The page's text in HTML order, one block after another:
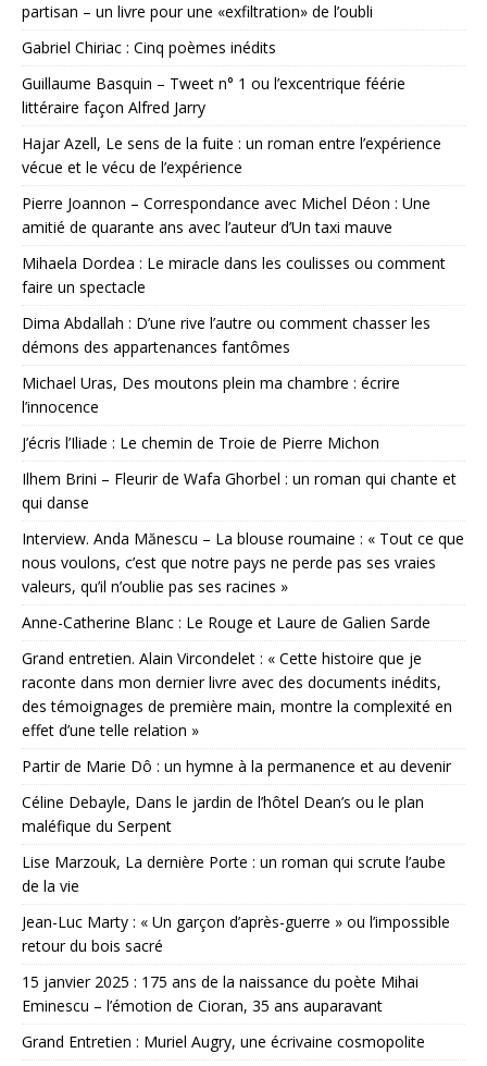
partisan – un livre pour une «exfiltration» de l’oubli
Gabriel Chiriac : Cinq poèmes inédits
Guillaume Basquin – Tweet n° 1 ou l’excentrique féérie
littéraire façon Alfred Jarry
Hajar Azell, Le sens de la fuite : un roman entre l’expérience
vécue et le vécu de l’expérience
Pierre Joannon – Correspondance avec Michel Déon : Une
amitié de quarante ans avec l’auteur d’Un taxi mauve
Mihaela Dordea : Le miracle dans les coulisses ou comment
faire un spectacle
Dima Abdallah : D’une rive l’autre ou comment chasser les
démons des appartenances fantômes
Michael Uras, Des moutons plein ma chambre : écrire
l’innocence
J’écris l’Iliade : Le chemin de Troie de Pierre Michon
Ilhem Brini – Fleurir de Wafa Ghorbel : un roman qui chante et
qui danse
Interview. Anda Mănescu – La blouse roumaine : « Tout ce que
nous voulons, c’est que notre pays ne perde pas ses vraies
valeurs, qu’il n’oublie pas ses racines »
Anne-Catherine Blanc : Le Rouge et Laure de Galien Sarde
Grand entretien. Alain Vircondelet : « Cette histoire que je
raconte dans mon dernier livre avec des documents inédits,
des témoignages de première main, montre la complexité en
effet d’une telle relation »
Partir de Marie Dô : un hymne à la permanence et au devenir
Céline Debayle, Dans le jardin de l’hôtel Dean’s ou le plan
maléfique du Serpent
Lise Marzouk, La dernière Porte : un roman qui scrute l’aube
de la vie
Jean-Luc Marty : « Un garçon d’après-guerre » ou l’impossible
retour du bois sacré
15 janvier 2025 : 175 ans de la naissance du poète Mihai
Eminescu – l’émotion de Cioran, 35 ans auparavant
Grand Entretien : Muriel Augry, une écrivaine cosmopolite